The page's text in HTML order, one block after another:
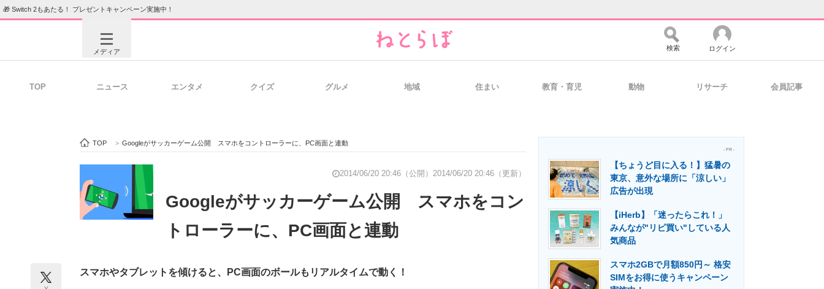
🎁 Switch 2もあたる！ プレゼントキャンペーン実施中！
メディア
ビジネスと働き方のヒント 経営リーダーのコミュニティ マーケ×ITの今がよく分かる
ITエンジニア向け専門サイト 企業向けIT製品の総合サイト IT製品の技術・比較・事例 製造業のIT導入・活用を支援
エネルギーの専門メディア 建設×テクノロジーの最前線
検索 ログイン
TOP ニュース エンタメ クイズ グルメ 地域 住まい 教育・育児 動物 リサーチ 会員記事
TOP > Googleがサッカーゲーム公開 スマホをコントローラーに、PC画面と連動
2014/06/20 20:46（公開） 2014/06/20 20:46（更新）
Googleがサッカーゲーム公開 スマホをコン
トローラーに、PC画面と連動
スマホやタブレットを傾けると、PC画面のボールもリアルタイムで動く！
- PR -
【ちょうど目に入る！】猛暑の
東京、意外な場所に「涼しい」
広告が出現
【iHerb】「迷ったらこれ！」
みんなが"リピ買い"している人
気商品
スマホ2GBで月額850円～ 格安
SIMをお得に使うキャンペーン